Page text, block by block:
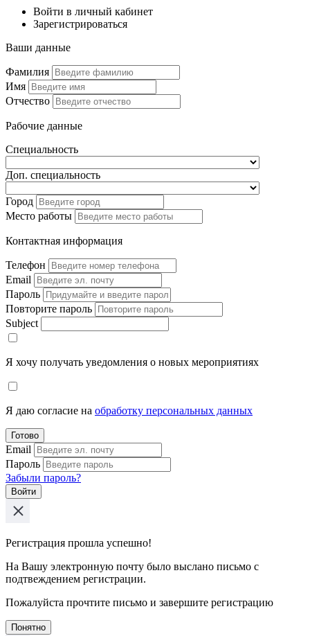
Войти в личный кабинет
Зарегистрироваться
Ваши данные
Фамилия
Имя
Отчество
Рабочие данные
Специальность
Доп. специальность
Город
Место работы
Контактная информация
Телефон
Email
Пароль
Повторите пароль
Subject
Я хочу получать уведомления о новых мероприятиях
Я даю согласие на обработку персональных данных
Готово
Email
Пароль
Забыли пароль?
Войти
Регистрация прошла успешно!
На Вашу электронную почту было выслано письмо с
подтвеждением регистрации.
Пожалуйста прочтите письмо и завершите регистрацию
Понятно